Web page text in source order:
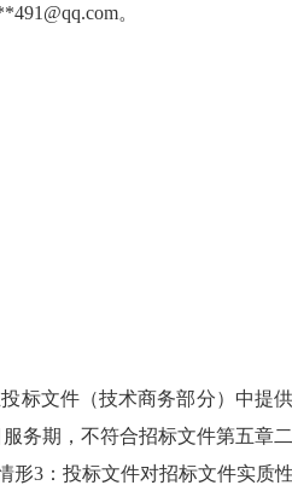
。
文件（技术商务部分）中提
务期，不符合招标文件第五章
3：投标文件对招标文件实质